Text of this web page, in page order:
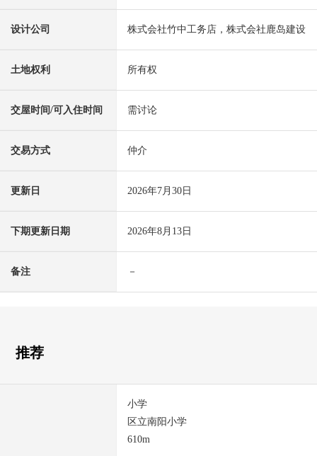
设计公司 株式会社竹中工务店，株式会社鹿岛建设
土地权利 所有权
交屋时间/可入住时间 需讨论
交易方式 仲介
更新日 2026年7月30日
下期更新日期 2026年8月13日
备注 －
推荐
小学
区立南阳小学
610m